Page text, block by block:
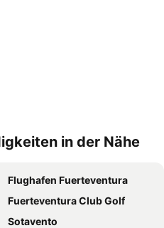
in der Nähe
Flughafen Fuerteventura
Fuerteventura Club Golf
Sotavento